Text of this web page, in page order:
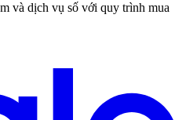
và dịch vụ số với quy trình mua